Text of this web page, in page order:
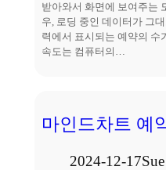
받아와서 화면에 보여주는
우, 로딩 중인 데이터가 그
력에서 표시되는 예약의 수
속도는 컴퓨터의…
마인드차트 예
2024-12-17Sue